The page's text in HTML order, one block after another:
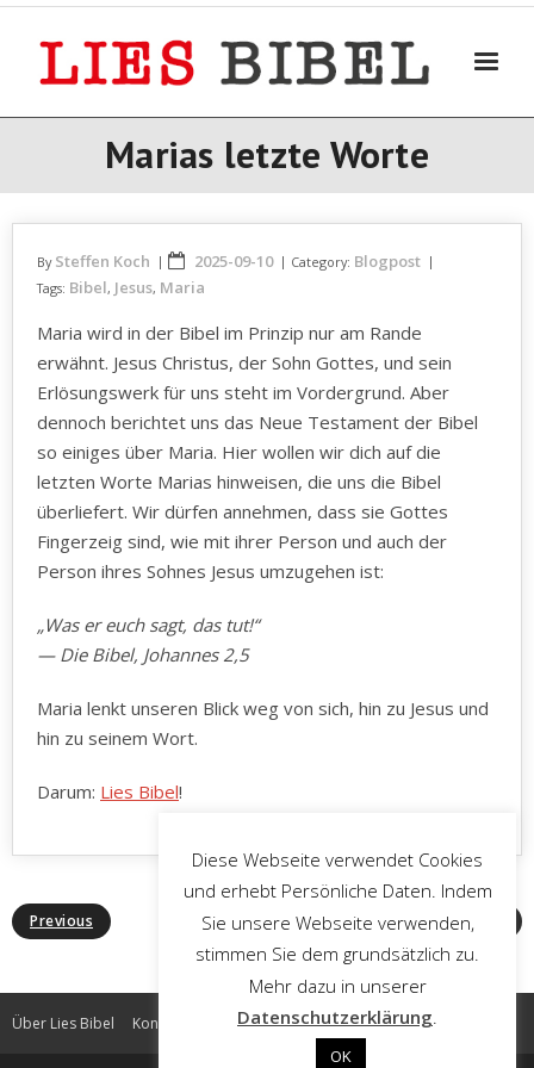
Skip
Marias letzte Worte
By Steffen Koch 2025-09-10 Category: Blogpost
Tags: Bibel, Jesus, Maria
Maria wird in der Bibel im Prinzip nur am Rande
erwähnt. Jesus Christus, der Sohn Gottes, und sein
Erlösungswerk für uns steht im Vordergrund. Aber
dennoch berichtet uns das Neue Testament der Bibel
so einiges über Maria. Hier wollen wir dich auf die
letzten Worte Marias hinweisen, die uns die Bibel
überliefert. Wir dürfen annehmen, dass sie Gottes
Fingerzeig sind, wie mit ihrer Person und auch der
Person ihres Sohnes Jesus umzugehen ist:
„Was er euch sagt, das tut!“
— Die Bibel, Johannes 2,5
Maria lenkt unseren Blick weg von sich, hin zu Jesus und
hin zu seinem Wort.
Darum: Lies Bibel!
Previous Next
Über Lies Bibel Kontakt Impressum Datenschutz
Diese Webseite verwendet Cookies
und erhebt Persönliche Daten. Indem
Sie unsere Webseite verwenden,
stimmen Sie dem grundsätzlich zu.
Mehr dazu in unserer
Datenschutzerklärung.
OK